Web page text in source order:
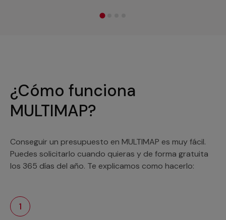
¿Cómo funciona
MULTIMAP?
Conseguir un presupuesto en MULTIMAP es muy fácil.
Puedes solicitarlo cuando quieras y de forma gratuita
los 365 días del año. Te explicamos como hacerlo:
1